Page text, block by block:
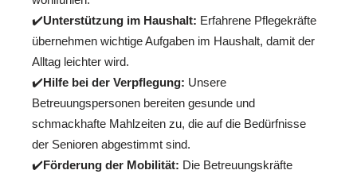
✔️Unterstützung im Haushalt: Erfahrene Pflegekräfte
übernehmen wichtige Aufgaben im Haushalt, damit der
Alltag leichter wird.
✔️Hilfe bei der Verpflegung: Unsere
Betreuungspersonen bereiten gesunde und
schmackhafte Mahlzeiten zu, die auf die Bedürfnisse
der Senioren abgestimmt sind.
✔️Förderung der Mobilität: Die Betreuungskräfte